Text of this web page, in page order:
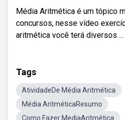
Média Aritmética é um tópico
concursos, nesse vídeo
aritmética você terá diversos ...
Tags
AtividadeDe Média Aritmética
Média AritméticaResumo
Como Fazer MediaAritmética